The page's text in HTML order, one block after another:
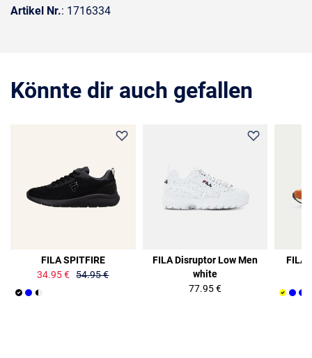
Artikel Nr.: 1716334
Könnte dir auch gefallen
FILA SPITFIRE
34.95 € 54.95 €
FILA Disruptor Low Men
white
77.95 €
FILA